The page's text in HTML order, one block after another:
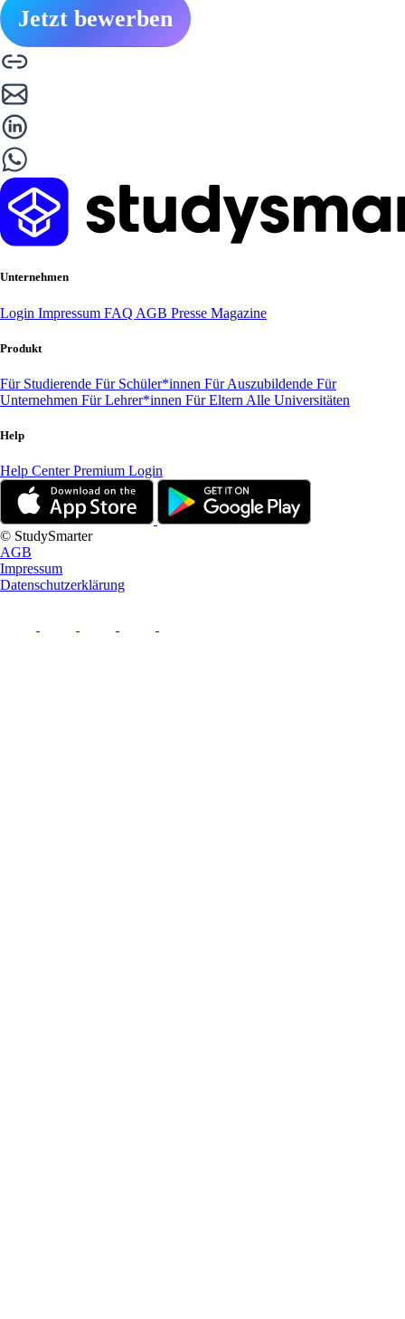
Jetzt bewerben
Unternehmen
Login Impressum FAQ AGB Presse Magazine
Produkt
Für Studierende Für Schüler*innen Für Auszubildende Für
Unternehmen Für Lehrer*innen Für Eltern Alle Universitäten
Help
Help CenterPremium Login
© StudySmarter
AGB
Impressum
Datenschutzerklärung